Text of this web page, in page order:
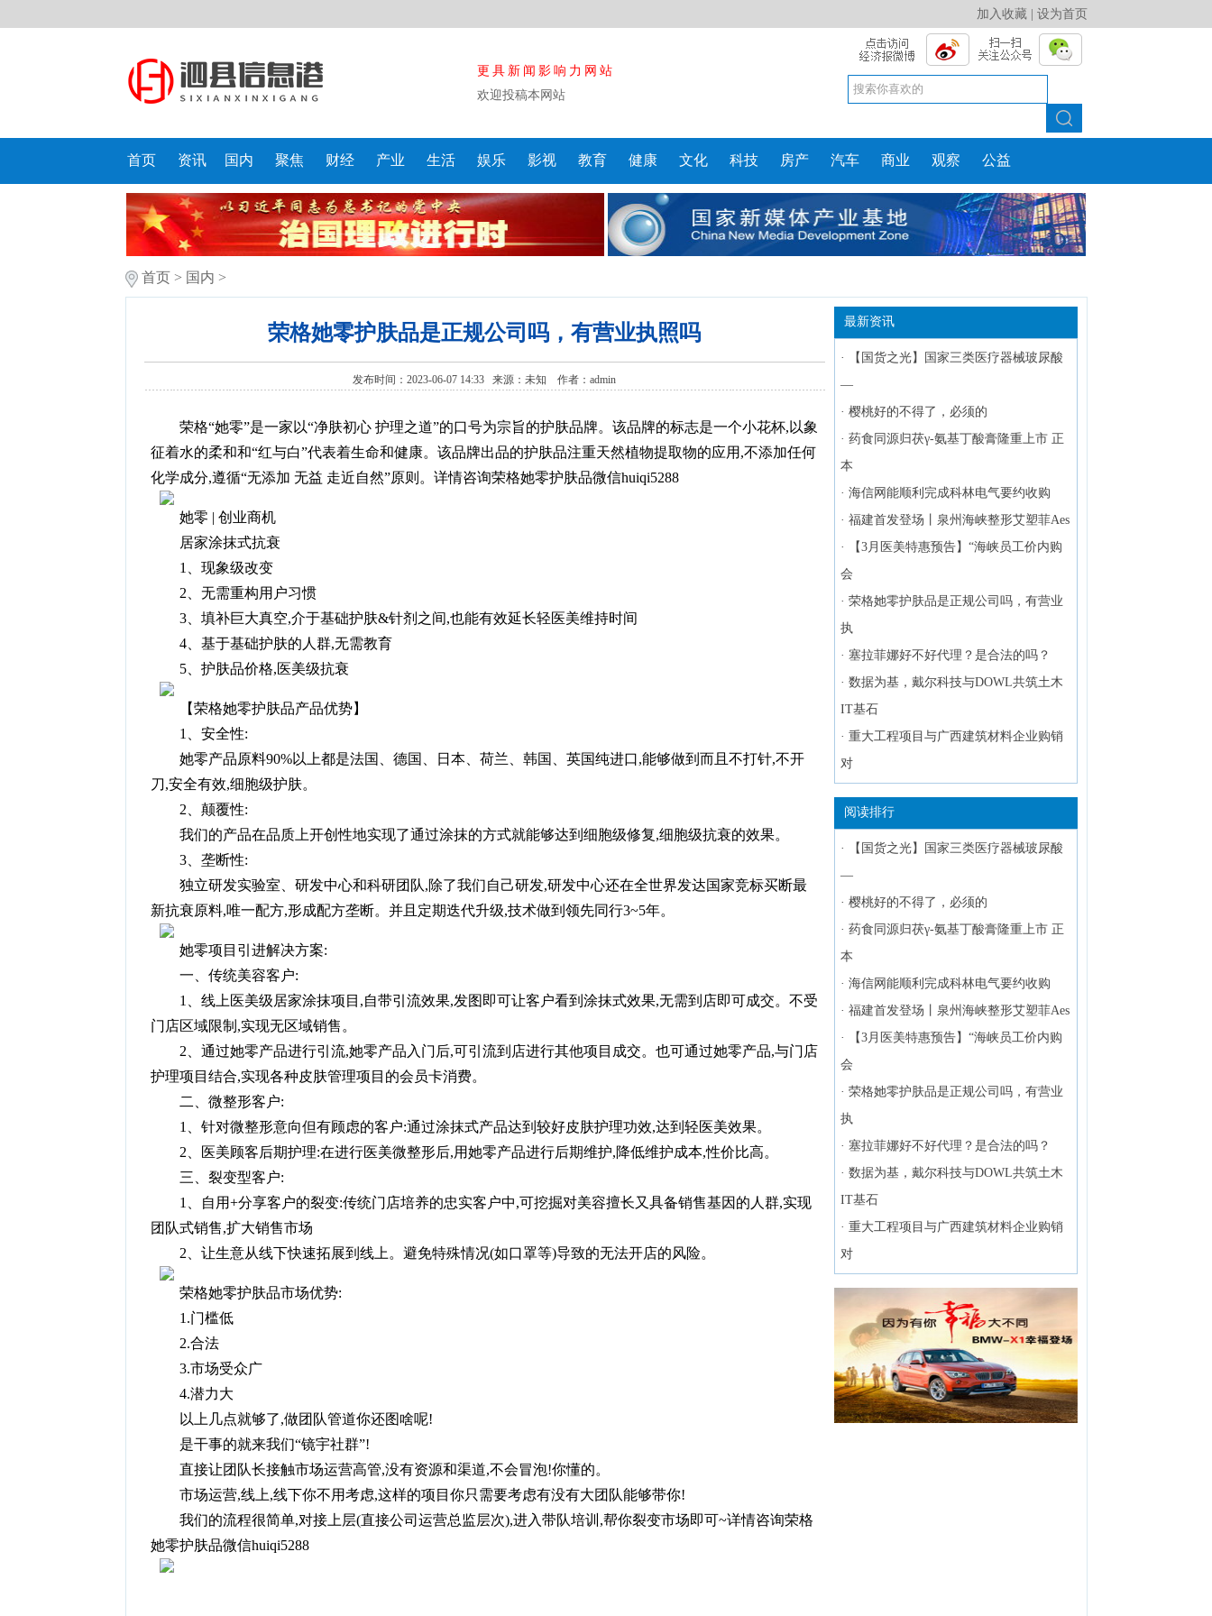
加入收藏| 设为首页
更具新闻影响力网站
欢迎投稿本网站
首页 资讯 国内 聚焦 财经 产业 生活 娱乐 影视 教育 健康 文化 科技 房产 汽车 商业 观察 公益
首页> 国内 >
荣格她零护肤品是正规公司吗，有营业执照吗
发布时间：2023-06-07 14:33 来源： 未知 作者：admin
荣格“她零”是一家以“净肤初心 护理之道”的口号为宗旨的护肤品牌。该品牌的标志是一个小花杯,以象
征着水的柔和和“红与白”代表着生命和健康。该品牌出品的护肤品注重天然植物提取物的应用,不添加任何
化学成分,遵循“无添加 无益 走近自然”原则。详情咨询荣格她零护肤品微信huiqi5288
她零 | 创业商机
居家涂抹式抗衰
1、现象级改变
2、无需重构用户习惯
3、填补巨大真空,介于基础护肤&针剂之间,也能有效延长轻医美维持时间
4、基于基础护肤的人群,无需教育
5、护肤品价格,医美级抗衰
【荣格她零护肤品产品优势】
1、安全性:
她零产品原料90%以上都是法国、德国、日本、荷兰、韩国、英国纯进口,能够做到而且不打针,不开
刀,安全有效,细胞级护肤。
2、颠覆性:
我们的产品在品质上开创性地实现了通过涂抹的方式就能够达到细胞级修复,细胞级抗衰的效果。
3、垄断性:
独立研发实验室、研发中心和科研团队,除了我们自己研发,研发中心还在全世界发达国家竞标买断最
新抗衰原料,唯一配方,形成配方垄断。并且定期迭代升级,技术做到领先同行3~5年。
她零项目引进解决方案:
一、传统美容客户:
1、线上医美级居家涂抹项目,自带引流效果,发图即可让客户看到涂抹式效果,无需到店即可成交。不受
门店区域限制,实现无区域销售。
2、通过她零产品进行引流,她零产品入门后,可引流到店进行其他项目成交。也可通过她零产品,与门店
护理项目结合,实现各种皮肤管理项目的会员卡消费。
二、微整形客户:
1、针对微整形意向但有顾虑的客户:通过涂抹式产品达到较好皮肤护理功效,达到轻医美效果。
2、医美顾客后期护理:在进行医美微整形后,用她零产品进行后期维护,降低维护成本,性价比高。
三、裂变型客户:
1、自用+分享客户的裂变:传统门店培养的忠实客户中,可挖掘对美容擅长又具备销售基因的人群,实现
团队式销售,扩大销售市场
2、让生意从线下快速拓展到线上。避免特殊情况(如口罩等)导致的无法开店的风险。
荣格她零护肤品市场优势:
1.门槛低
2.合法
3.市场受众广
4.潜力大
以上几点就够了,做团队管道你还图啥呢!
是干事的就来我们“镜宇社群”!
直接让团队长接触市场运营高管,没有资源和渠道,不会冒泡!你懂的。
市场运营,线上,线下你不用考虑,这样的项目你只需要考虑有没有大团队能够带你!
我们的流程很简单,对接上层(直接公司运营总监层次),进入带队培训,帮你裂变市场即可~详情咨询荣格
她零护肤品微信huiqi5288
最新资讯
·
【国货之光】国家三类医疗器械玻尿酸
—
· 樱桃好的不得了，必须的
· 药食同源归茯γ-氨基丁酸膏隆重上市 正
本
· 海信网能顺利完成科林电气要约收购
· 福建首发登场丨泉州海峡整形艾塑菲Aes
·
【3月医美特惠预告】“海峡员工价内购
会
· 荣格她零护肤品是正规公司吗，有营业
执
· 塞拉菲娜好不好代理？是合法的吗？
· 数据为基，戴尔科技与DOWL共筑土木
IT基石
· 重大工程项目与广西建筑材料企业购销
对
阅读排行
·
【国货之光】国家三类医疗器械玻尿酸
—
· 樱桃好的不得了，必须的
· 药食同源归茯γ-氨基丁酸膏隆重上市 正
本
· 海信网能顺利完成科林电气要约收购
· 福建首发登场丨泉州海峡整形艾塑菲Aes
·
【3月医美特惠预告】“海峡员工价内购
会
· 荣格她零护肤品是正规公司吗，有营业
执
· 塞拉菲娜好不好代理？是合法的吗？
· 数据为基，戴尔科技与DOWL共筑土木
IT基石
· 重大工程项目与广西建筑材料企业购销
对